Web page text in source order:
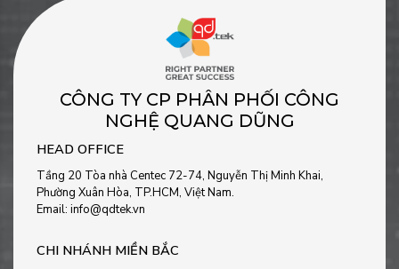
CÔNG TY CP PHÂN PHỐI CÔNG
NGHỆ QUANG DŨNG
HEAD OFFICE
Tầng 20 Tòa nhà Centec 72-74, Nguyễn Thị Minh Khai,
Phường Xuân Hòa, TP.HCM, Việt Nam.
Email: info@qdtek.vn
CHI NHÁNH MIỀN BẮC